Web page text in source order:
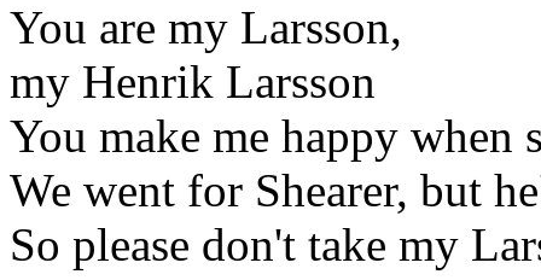
You are my Larsson,
my Henrik Larsson
You make me happy when
We went for Shearer, but
So please don't take my